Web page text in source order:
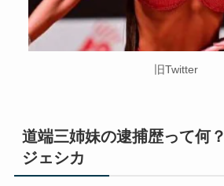
旧Twitter
道端三姉妹の逮捕歴って何
ジェシカ